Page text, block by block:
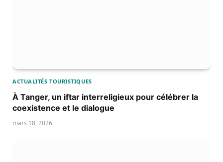
ACTUALITÉS TOURISTIQUES
À Tanger, un iftar interreligieux pour célébrer la
coexistence et le dialogue
mars 18, 2026